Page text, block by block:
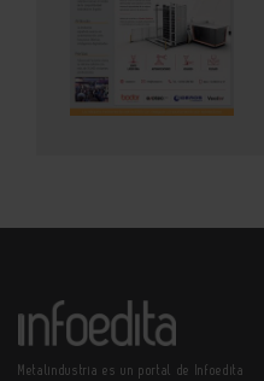
Metalindustria es un portal de Infoedita